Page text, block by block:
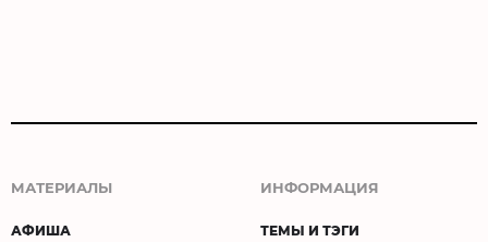
МАТЕРИАЛЫ
АФИША
ИНФОРМАЦИЯ
ТЕМЫ И ТЭГИ